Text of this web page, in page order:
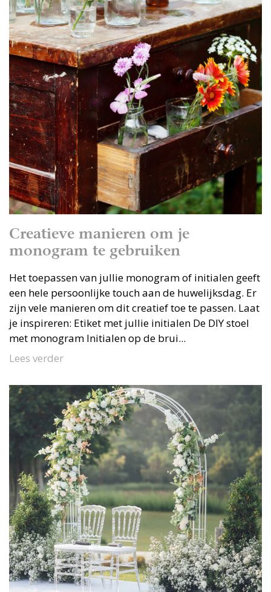
Creatieve manieren om je
monogram te gebruiken
Het toepassen van jullie monogram of initialen geeft
een hele persoonlijke touch aan de huwelijksdag. Er
zijn vele manieren om dit creatief toe te passen. Laat
je inspireren: Etiket met jullie initialen De DIY stoel
met monogram Initialen op de brui...
Lees verder